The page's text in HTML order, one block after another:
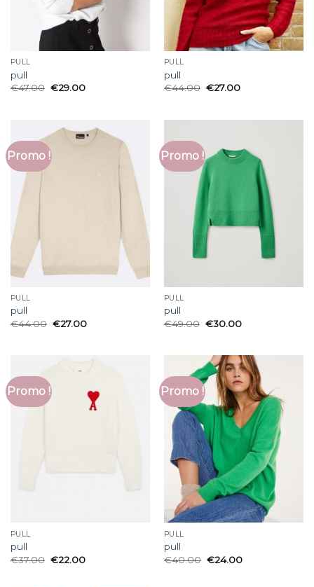
PULL
pull
€47.00 €29.00
PULL
pull
€44.00 €27.00
Promo !
PULL
pull
€44.00 €27.00
Promo !
PULL
pull
€49.00 €30.00
Promo !
PULL
pull
€37.00 €22.00
Promo !
PULL
pull
€40.00 €24.00